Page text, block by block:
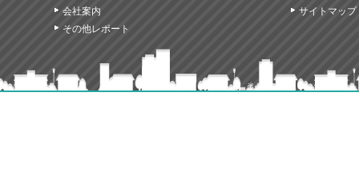
会社案内
その他レポート
サイトマップ